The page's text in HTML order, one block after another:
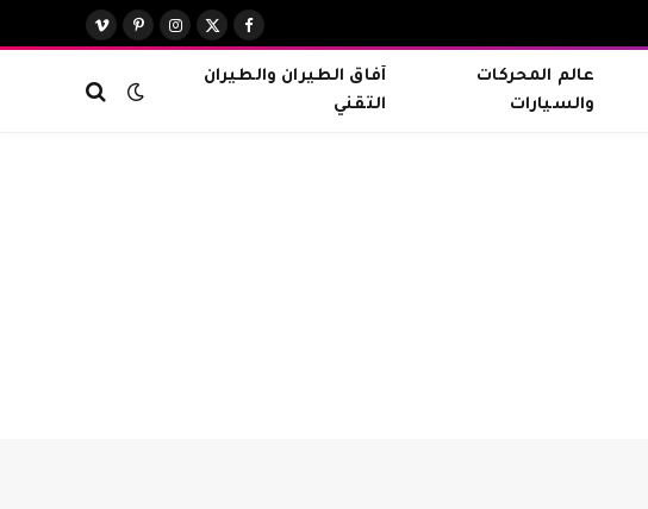
فيسبوك
X
الانستغرامبينتيريست
فيميو
عالم المحركات
والسيارات
آفاق الطيران والطيران
التقني